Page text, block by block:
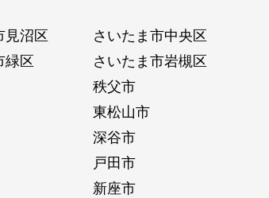
見沼区
さいたま市中央区
緑区
さいたま市岩槻区
秩父市
東松山市
深谷市
戸田市
新座市